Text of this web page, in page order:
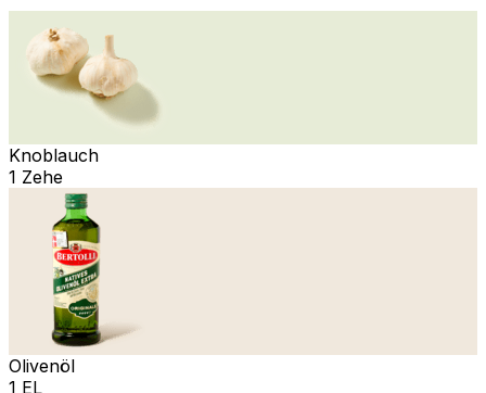
Knoblauch
1 Zehe
Olivenöl
1 EL